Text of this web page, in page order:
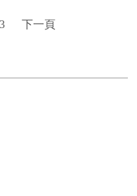
3 下一頁